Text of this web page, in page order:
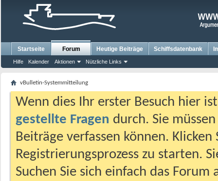
Startseite Forum
Hilfe Kalender Aktionen Nützliche Links
Heutige Beiträge Schiffsdatenbank
vBulletin-Systemmitteilung
Wenn dies Ihr erster Besuch hier
gestellte Fragen durch. Sie
Beiträge verfassen können.
Registrierungsprozess zu starten.
Suchen Sie sich einfach das